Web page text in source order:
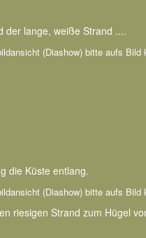
der lange, weiße Strand ....
(Diashow) bitte aufs Bild
die Küste entlang.
(Diashow) bitte aufs Bild
riesigen Strand zum Hügel